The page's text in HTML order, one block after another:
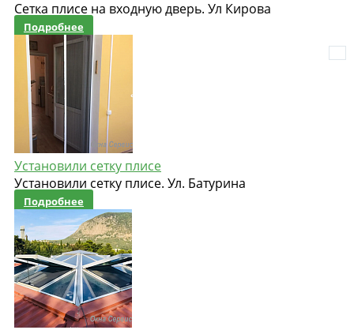
Сетка плисе на входную дверь. Ул Кирова
Подробнее
Установили сетку плисе
Установили сетку плисе. Ул. Батурина
Подробнее